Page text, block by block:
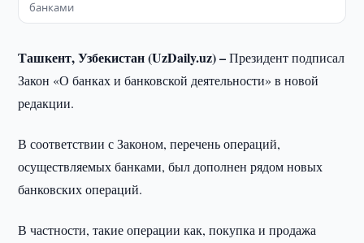
банками
Ташкент, Узбекистан (UzDaily.uz) –Президент подписал
Закон «О банках и банковской деятельности» в новой
редакции.
В соответствии с Законом, перечень операций,
осуществляемых банками, был дополнен рядом новых
банковских операций.
В частности, такие операции как, покупка и продажа